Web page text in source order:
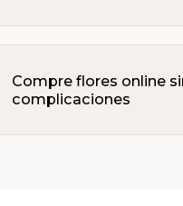
Compre flores online
complicaciones